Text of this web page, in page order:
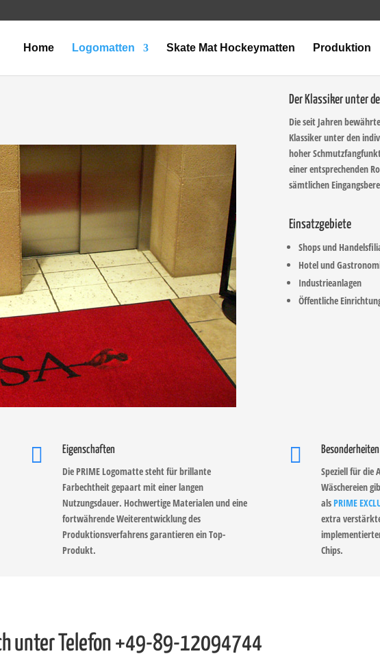
Home Logomatten Skate Mat Hockeymatten Produktion
Der Klassiker unter
Die seit Jahren
Klassiker unter den
hoher
einer entsprechenden
sämtlichen
Einsatzgebiete
Shops und
Hotel und
Industrieanlagen
Öffentliche
 Eigenschaften
Die PRIME Logomatte steht für brillante
Farbechtheit gepaart mit einer langen
Nutzungsdauer. Hochwertige Materialen und eine
fortwährende Weiterentwicklung des
Produktionsverfahrens garantieren ein Top-
Produkt.
 Besonderheiten
Speziell für die
Wäschereien
alsPRIME
extra
Chips.
unter Telefon +49-89-12094744